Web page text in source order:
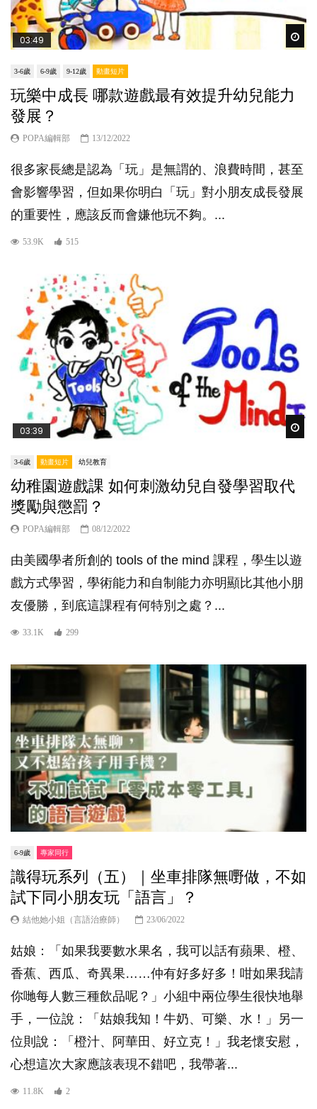
03:49
3-6歲 6-9歲 9-12歲 動畫短片
玩樂中成長 哪款遊戲最有效提升幼兒能力
發展？
POPA編輯部 13/12/2022
很多家長總是認為「玩」是無謂的、浪費時間，甚至
會影響學習，但如果你明白「玩」對小朋友成長發展
的重要性，應該反而會嫌他玩不夠。...
53.9K 515
03:39
3-6歲 動畫短片 幼兒教育
幼稚園遊戲課 如何刺激幼兒自發學習取代
獎勵與懲罰？
POPA編輯部 08/12/2022
由美國學者所創的 tools of the mind 課程，學生以遊
戲方式學習，學術能力和自制能力亦明顯比其他小朋
友優勝，到底這課程有何特別之處？...
33.1K 299
6-9歲 專家同行
識得玩系列（五）｜坐車排隊無嘢做，不如
試下同小朋友玩「語言」？
結他她小姐（言語治療師） 23/06/2022
姑娘：「如果我要數水果名，我可以話有蘋果、橙、
香蕉、西瓜、奇異果……仲有好多好多！咁如果我請
你哋每人數三種飲品呢？」小組中兩位學生很快地舉
手，一位說：「姑娘我知！牛奶、可樂、水！」另一
位則說：「橙汁、阿華田、好立克！」我老懷安慰，
心想這次大家應該表現不錯吧，我帶著...
11.8K 2